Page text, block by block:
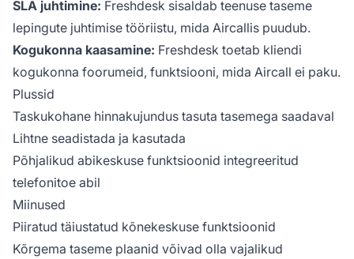
SLA juhtimine: Freshdesk sisaldab teenuse taseme
lepingute juhtimise tööriistu, mida Aircallis puudub.
Kogukonna kaasamine: Freshdesk toetab kliendi
kogukonna foorumeid, funktsiooni, mida Aircall ei paku.
Plussid
Taskukohane hinnakujundus tasuta tasemega saadaval
Lihtne seadistada ja kasutada
Põhjalikud abikeskuse funktsioonid integreeritud
telefonitoe abil
Miinused
Piiratud täiustatud kõnekeskuse funktsioonid
Kõrgema taseme plaanid võivad olla vajalikud